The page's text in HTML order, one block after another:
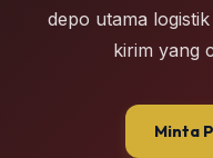
depo utama
kirim yang
Minta